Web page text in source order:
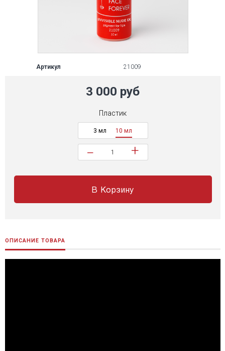
Артикул 21009
3 000 руб
Пластик
3 мл 10 мл
− +
В Корзину
ОПИСАНИЕ ТОВАРА